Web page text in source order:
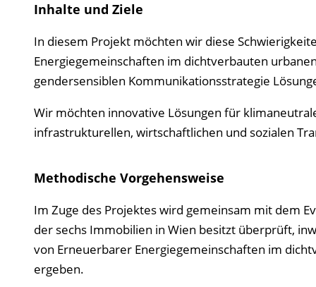
Inhalte und Ziele
In diesem Projekt möchten wir diese
Energie­gemeinschaften im dichtverbauten
gendersensiblen Kommunikationsstrategie
Wir möchten innovative Lösungen für
infrastrukturellen, wirtschaftlichen und sozialen
Methodische Vorgehensweise
Im Zuge des Projektes wird gemeinsam mit dem
der sechs Immobilien in Wien besitzt überprüft,
von Erneuerbarer Energiegemeinschaften im
ergeben.